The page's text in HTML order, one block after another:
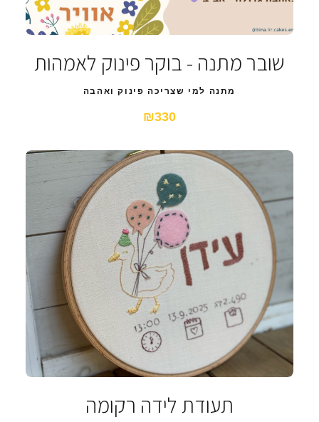
שובר מתנה - בוקר פינוק לאמהות
מתנה למי שצריכה פינוק ואהבה
₪330
תעודת לידה רקומה